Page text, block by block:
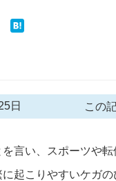
日 この記
言い、 スポーツや転
起こ りやすいケガの